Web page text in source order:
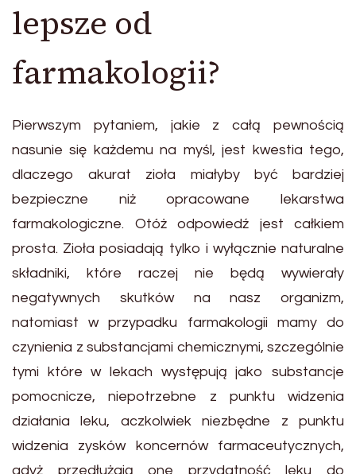
lepsze od
farmakologii?
Pierwszym pytaniem, jakie z całą pewnością
nasunie się każdemu na myśl, jest kwestia tego,
dlaczego akurat zioła miałyby być bardziej
bezpieczne niż opracowane lekarstwa
farmakologiczne. Otóż odpowiedź jest całkiem
prosta. Zioła posiadają tylko i wyłącznie naturalne
składniki, które raczej nie będą wywierały
negatywnych skutków na nasz organizm,
natomiast w przypadku farmakologii mamy do
czynienia z substancjami chemicznymi, szczególnie
tymi które w lekach występują jako substancje
pomocnicze, niepotrzebne z punktu widzenia
działania leku, aczkolwiek niezbędne z punktu
widzenia zysków koncernów farmaceutycznych,
gdyż przedłużają one przydatność leku do